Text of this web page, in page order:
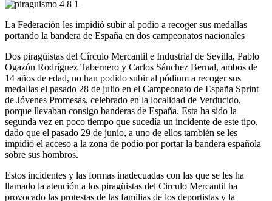
La Federación les impidió subir al podio a recoger sus medallas
portando la bandera de España en dos campeonatos nacionales
Dos piragüistas del Círculo Mercantil e Industrial de Sevilla, Pablo
Ogazón Rodríguez Tabernero y Carlos Sánchez Bernal, ambos de
14 años de edad, no han podido subir al pódium a recoger sus
medallas el pasado 28 de julio en el Campeonato de España Sprint
de Jóvenes Promesas, celebrado en la localidad de Verducido,
porque llevaban consigo banderas de España. Esta ha sido la
segunda vez en poco tiempo que sucedía un incidente de este tipo,
dado que el pasado 29 de junio, a uno de ellos también se les
impidió el acceso a la zona de podio por portar la bandera española
sobre sus hombros.
Estos incidentes y las formas inadecuadas con las que se les ha
llamado la atención a los piragüistas del Circulo Mercantil ha
provocado las protestas de las familias de los deportistas y la